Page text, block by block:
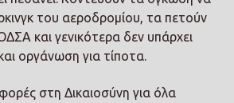
του αεροδρομίου, τα πετούν
και γενικότερα δεν υπάρχει
οργάνωση για τίποτα.
στη Δικαιοσύνη για όλα